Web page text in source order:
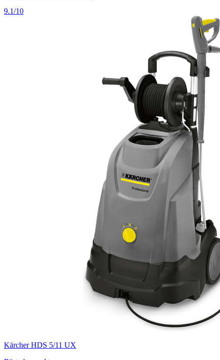
9.1/10
Kärcher HDS 5/11 UX